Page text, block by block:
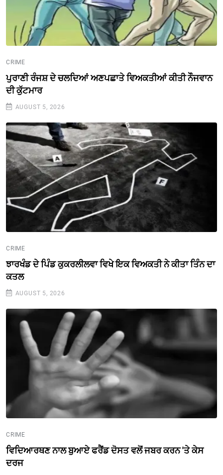
CRIME
ਪੁਰਾਣੀ ਰੰਜਸ਼ ਦੇ ਚਲਦਿਆਂ ਅਣਪਛਾਤੇ ਵਿਅਕਤੀਆਂ ਕੀਤੀ ਨੌੌਜਵਾਨ
ਦੀ ਕੁੱਟਮਾਰ
AUGUST 5, 2026
CRIME
ਝਾਰਖੰਡ ਦੇ ਪਿੰਡ ਕੁਕਰਲੀਲਵਾ ਵਿਖੇ ਇਕ ਵਿਅਕਤੀ ਨੇ ਕੀਤਾ ਤਿੰਨ ਦਾ
ਕਤਲ
AUGUST 5, 2026
CRIME
ਵਿਦਿਆਰਥਣ ਨਾਲ ਬੁਆਏ ਫਰੈਂਡ ਦੋਸਤ ਵਲੋਂ ਜਬਰ ਕਰਨ 'ਤੇ ਕੇਸ
ਦਰਜ